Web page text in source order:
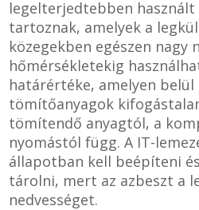
legelterjedtebben
tartoznak, amelyek a
közegekben egészen nagy
hőmérsékletekig
határértéke, amelyen
tömítőanyagok
tömítendő anyagtól, a
nyomástól függ. A IT-
állapotban kell beépíteni
tárolni, mert az azbeszt a
nedvességet.